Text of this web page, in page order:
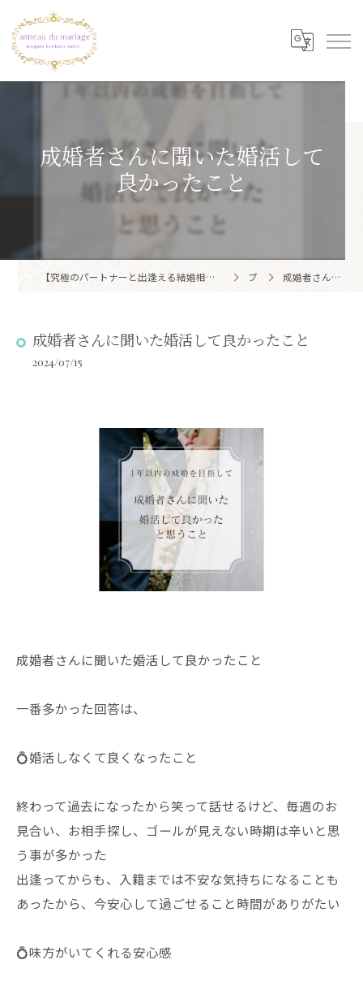
成婚者さんに聞いた婚活して
良かったこと
【究極のパートナーと出逢える結婚相談所】目黒区・品川区で結婚相談所ならアノー・ド・マリアージュ 目黒婚活サロン ブログ 成婚者さんに聞いた婚活して良かったこと
成婚者さんに聞いた婚活して良かったこと
2024/07/15
成婚者さんに聞いた婚活して良かったこと
一番多かった回答は、
💍婚活しなくて良くなったこと
終わって過去になったから笑って話せるけど、毎週のお
見合い、お相手探し、ゴールが見えない時期は辛いと思
う事が多かった
出逢ってからも、入籍までは不安な気持ちになることも
あったから、今安心して過ごせること時間がありがたい
💍味方がいてくれる安心感